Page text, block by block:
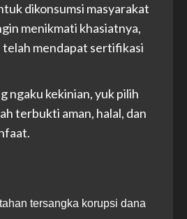
dikonsumsi masyarakat
menikmati khasiatnya,
telah mendapat sertifikasi
ngaku kekinian, yuk pilih
terbukti aman, halal, dan
tersangka korupsi dana